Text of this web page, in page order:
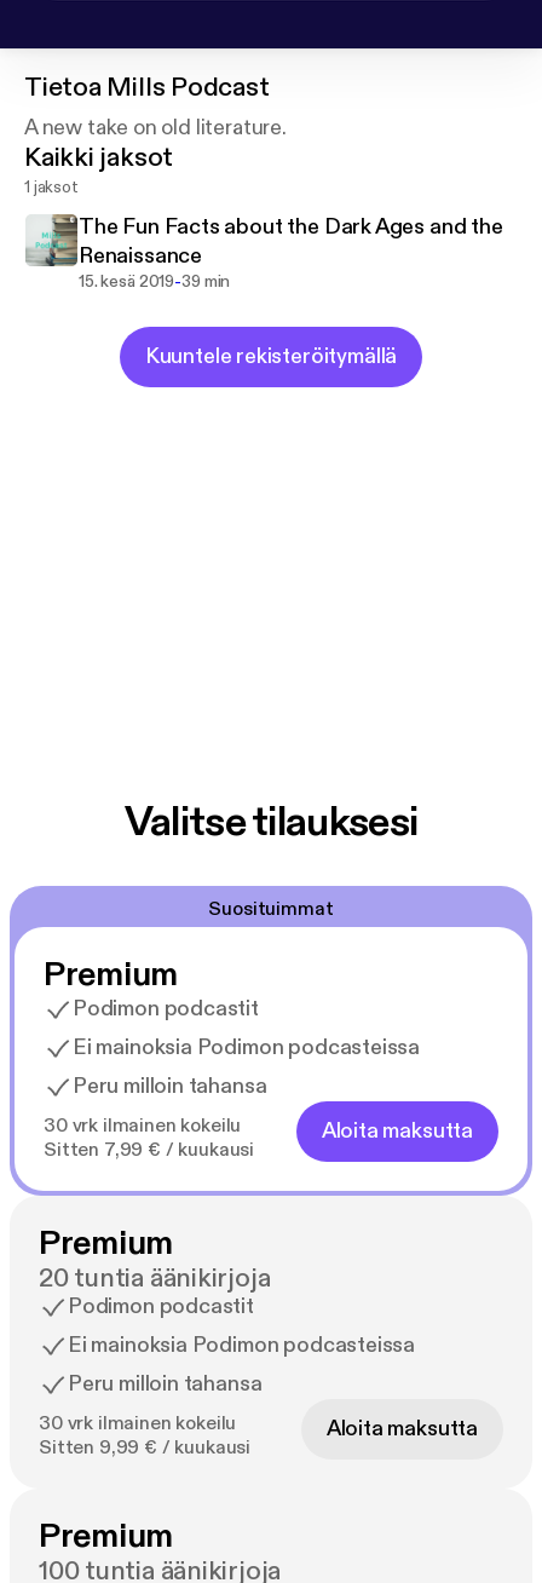
Tietoa Mills Podcast
A new take on old literature.
Kaikki jaksot
1 jaksot
The Fun Facts about the Dark Ages and the
Renaissance
15. kesä 2019-39 min
Kuuntele rekisteröitymällä
Valitse tilauksesi
Suosituimmat
Premium
Podimon podcastit
Ei mainoksia Podimon podcasteissa
Peru milloin tahansa
30 vrk ilmainen kokeilu
Sitten 7,99 € / kuukausi
Aloita maksutta
Premium
20 tuntia äänikirjoja
Podimon podcastit
Ei mainoksia Podimon podcasteissa
Peru milloin tahansa
30 vrk ilmainen kokeilu
Sitten 9,99 € / kuukausi
Aloita maksutta
Premium
100 tuntia äänikirjoja